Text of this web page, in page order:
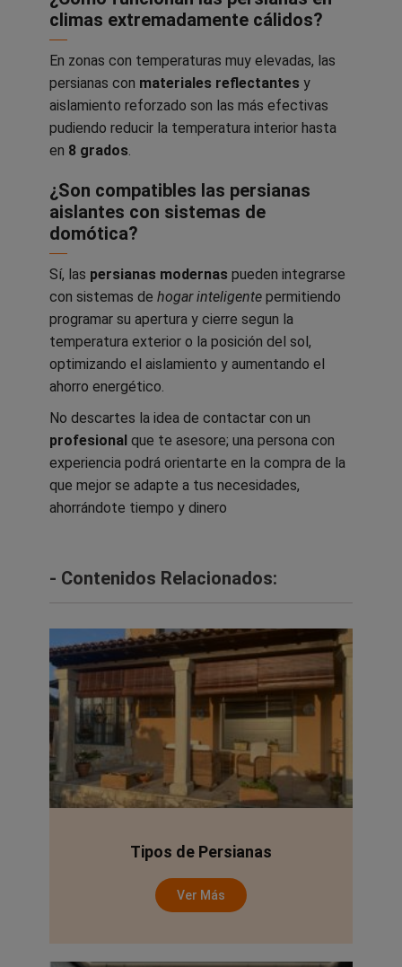
climas extremadamente cálidos?
En zonas con temperaturas muy elevadas, las
persianas con materiales reflectantes y
aislamiento reforzado son las más efectivas
pudiendo reducir la temperatura interior hasta
en 8 grados.
¿Son compatibles las persianas
aislantes con sistemas de
domótica?
Sí, las persianas modernas pueden integrarse
con sistemas de hogar inteligente permitiendo
programar su apertura y cierre segun la
temperatura exterior o la posición del sol,
optimizando el aislamiento y aumentando el
ahorro energético.
No descartes la idea de contactar con un
profesional que te asesore; una persona con
experiencia podrá orientarte en la compra de la
que mejor se adapte a tus necesidades,
ahorrándote tiempo y dinero
- Contenidos Relacionados:
Tipos de Persianas
Ver Más